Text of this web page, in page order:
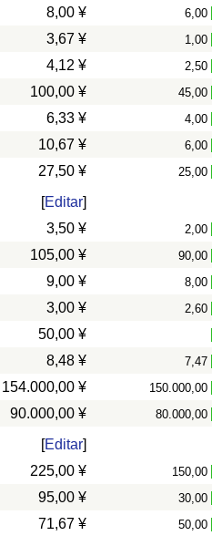
8,00 ¥ 6,00
3,67 ¥ 1,00
4,12 ¥ 2,50
100,00 ¥ 45,00
6,33 ¥ 4,00
10,67 ¥ 6,00
27,50 ¥ 25,00
[Editar]
3,50 ¥ 2,00
105,00 ¥ 90,00
9,00 ¥ 8,00
3,00 ¥ 2,60
50,00 ¥
8,48 ¥ 7,47
154.000,00 ¥ 150.000,00
90.000,00 ¥ 80.000,00
[Editar]
225,00 ¥ 150,00
95,00 ¥ 30,00
71,67 ¥ 50,00